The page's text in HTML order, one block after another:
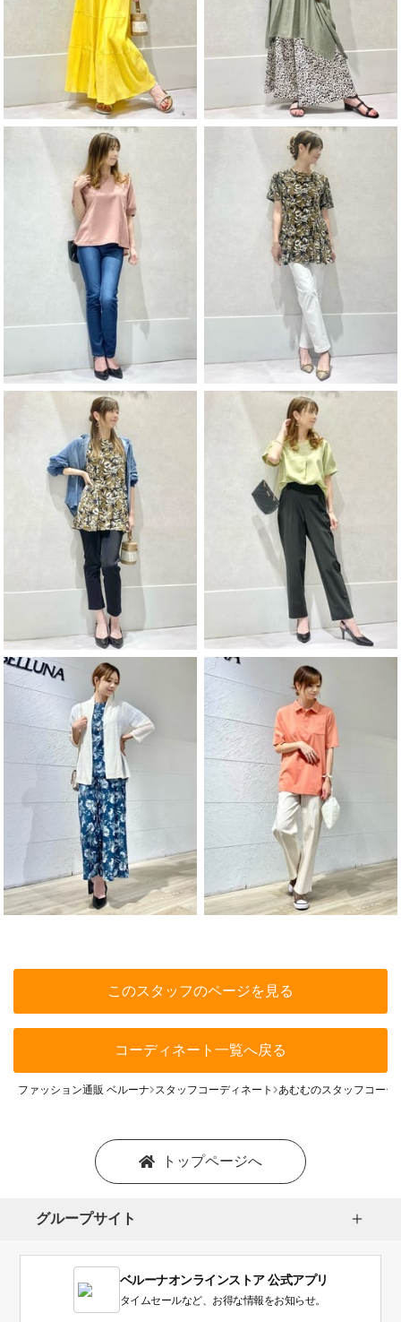
このスタッフのページを見る
コーディネート一覧へ戻る
ファッション通販 ベルーナ スタッフコーディネート あむむのスタッフコーデ
トップページへ
グループサイト
ベルーナオンラインストア 公式アプリ
タイムセールなど、お得な情報をお知らせ。